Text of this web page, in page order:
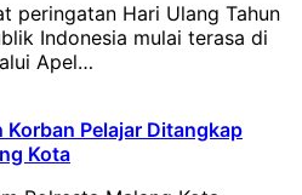
peringatan Hari Ulang Tahun
Indonesia mulai terasa di
Apel…
Pelajar Ditangkap
Kota